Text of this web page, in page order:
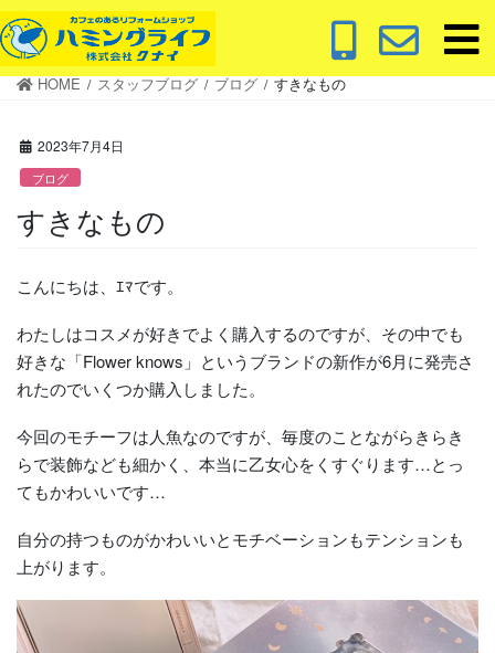
コ
ン
テ
ナ
ビ
ゲ
HOME スタッフブログ ブログ すきなもの
2023年7月4日
ブログ
すきなもの
こんにちは、ｴﾏです。
わたしはコスメが好きでよく購入するのですが、その中でも
好きな「Flower knows」というブランドの新作が6月に発売さ
れたのでいくつか購入しました。
今回のモチーフは人魚なのですが、毎度のことながらきらき
らで装飾なども細かく、本当に乙女心をくすぐります…とっ
てもかわいいです…
自分の持つものがかわいいとモチベーションもテンションも
上がります。